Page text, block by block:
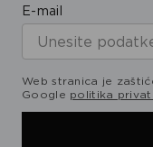
E-mail
Web stranica je
Google politika